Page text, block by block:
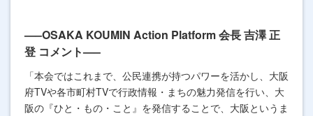
—–OSAKA KOUMIN Action Platform 会長 吉澤 正
登 コメント—–
「本会ではこれまで、公民連携が持つパワーを活かし、大阪
府TVや各市町村TVで行政情報・まちの魅力発信を行い、大
阪の『ひと・もの・こと』を発信することで、大阪というま